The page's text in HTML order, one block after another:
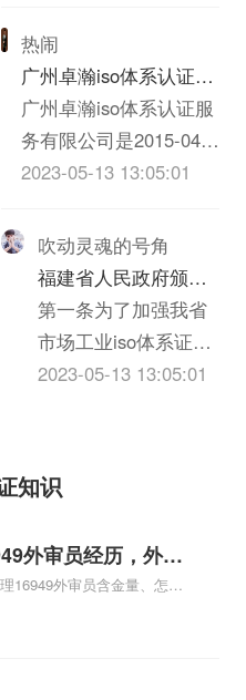
但有下列情形之一的
纳税人，一律定为C
级。（1）依法应当办
理登记而未...
企业信用政策，指导
和协调内部各部门的
业务活动，对客户信
息进行收集和评估，
对客户信用额度的授
节进行全部监督，以
保障应收账款安全和
及时安全收回的管
理。企业信用风险管
理技巧...
热闹
广州卓瀚iso体系认证服
务有限公司怎么样？
广州卓瀚iso体系认证服
务有限公司是2015-04-
11在广东省广州市天河
公司(自然人投资或控
股)，申报地址位于广州
市越秀区东风东路836
号2座2204房。广州卓
瀚iso体系认证服务有限
企业...
2023-05-13 13:05:01
吹动灵魂的号角
福建省人民政府颁发
《关于加强市场工业
iso体系证书质量监督
检验与管理的暂行规
第一条为了加强我省
市场工业iso体系证书
的质量监督检验与管
体系证书流通，根据
《国务院批转国家标
强iso三体系认证质量
监督检验工作报告的
2023-05-13 13:05:01
知识
外审员经历，外审
16949外审员含金量、怎么
的TS16949:2009的外审